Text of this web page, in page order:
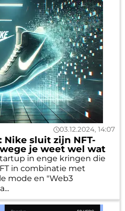
03.12.2024, 14:07
Nike sluit zijn NFT-
je weet wel wat
in enge kringen die
in combinatie met
mode en "Web3